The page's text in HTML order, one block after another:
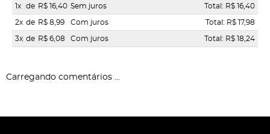
1x de R$ 16,40 Sem juros Total: R$ 16,40
2x de R$ 8,99 Com juros Total: R$ 17,98
3x de R$ 6,08 Com juros Total: R$ 18,24
Carregando comentários ...